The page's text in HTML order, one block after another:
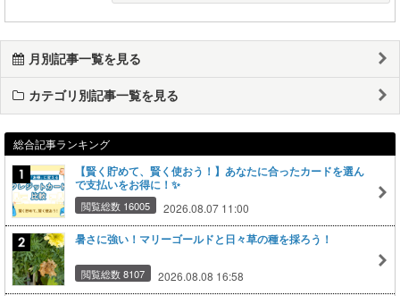
月別記事一覧を見る
カテゴリ別記事一覧を見る
総合記事ランキング
【賢く貯めて、賢く使おう！】あなたに合ったカードを選ん
で支払いをお得に！✨
閲覧総数 16005 2026.08.07 11:00
暑さに強い！マリーゴールドと日々草の種を採ろう！
閲覧総数 8107 2026.08.08 16:58